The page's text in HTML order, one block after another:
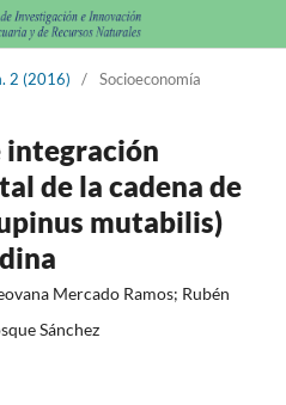
2 (2016) / Socioeconomía
integración
de la cadena de
mutabilis)
Mercado Ramos; Rubén
Sánchez